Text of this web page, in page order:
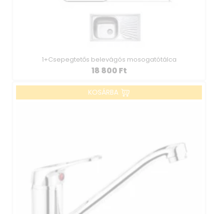
1+Csepegtetős belevágós mosogatótálca
18 800 Ft
KOSÁRBA